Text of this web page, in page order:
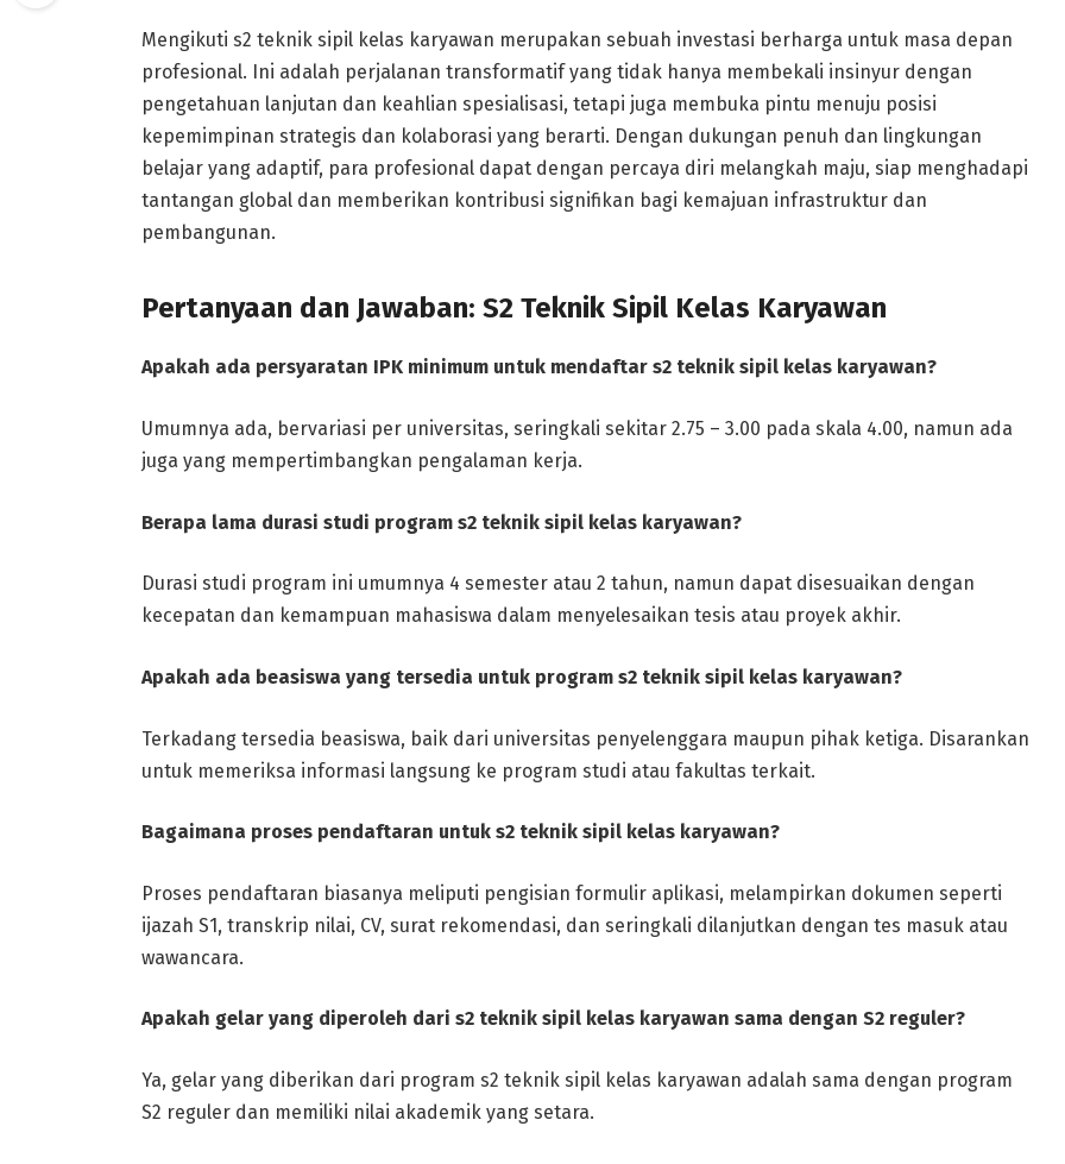
Mengikuti s2 teknik sipil kelas karyawan merupakan sebuah investasi berharga untuk masa depan
profesional. Ini adalah perjalanan transformatif yang tidak hanya membekali insinyur dengan
pengetahuan lanjutan dan keahlian spesialisasi, tetapi juga membuka pintu menuju posisi
kepemimpinan strategis dan kolaborasi yang berarti. Dengan dukungan penuh dan lingkungan
belajar yang adaptif, para profesional dapat dengan percaya diri melangkah maju, siap menghadapi
tantangan global dan memberikan kontribusi signifikan bagi kemajuan infrastruktur dan
pembangunan.
Pertanyaan dan Jawaban: S2 Teknik Sipil Kelas Karyawan
Apakah ada persyaratan IPK minimum untuk mendaftar s2 teknik sipil kelas karyawan?
Umumnya ada, bervariasi per universitas, seringkali sekitar 2.75 – 3.00 pada skala 4.00, namun ada
juga yang mempertimbangkan pengalaman kerja.
Berapa lama durasi studi program s2 teknik sipil kelas karyawan?
Durasi studi program ini umumnya 4 semester atau 2 tahun, namun dapat disesuaikan dengan
kecepatan dan kemampuan mahasiswa dalam menyelesaikan tesis atau proyek akhir.
Apakah ada beasiswa yang tersedia untuk program s2 teknik sipil kelas karyawan?
Terkadang tersedia beasiswa, baik dari universitas penyelenggara maupun pihak ketiga. Disarankan
untuk memeriksa informasi langsung ke program studi atau fakultas terkait.
Bagaimana proses pendaftaran untuk s2 teknik sipil kelas karyawan?
Proses pendaftaran biasanya meliputi pengisian formulir aplikasi, melampirkan dokumen seperti
ijazah S1, transkrip nilai, CV, surat rekomendasi, dan seringkali dilanjutkan dengan tes masuk atau
wawancara.
Apakah gelar yang diperoleh dari s2 teknik sipil kelas karyawan sama dengan S2 reguler?
Ya, gelar yang diberikan dari program s2 teknik sipil kelas karyawan adalah sama dengan program
S2 reguler dan memiliki nilai akademik yang setara.